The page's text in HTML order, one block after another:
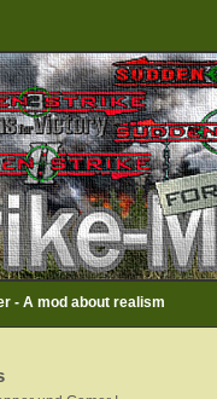
- A mod about realism